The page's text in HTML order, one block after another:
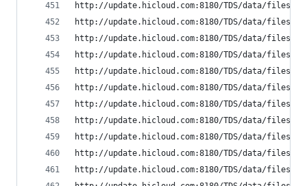
http://update.hicloud.com:8180/TDS/data/files/
http://update.hicloud.com:8180/TDS/data/files/p9/
http://update.hicloud.com:8180/TDS/data/files/p9/
http://update.hicloud.com:8180/TDS/data/files/
http://update.hicloud.com:8180/TDS/data/files/
http://update.hicloud.com:8180/TDS/data/files/
http://update.hicloud.com:8180/TDS/data/files/
http://update.hicloud.com:8180/TDS/data/files/p9/
http://update.hicloud.com:8180/TDS/data/files/p9/
http://update.hicloud.com:8180/TDS/data/files/p9/
http://update.hicloud.com:8180/TDS/data/files/p9/